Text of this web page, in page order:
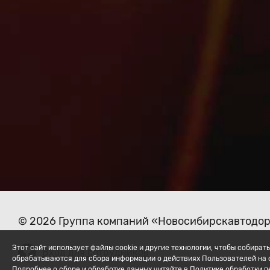
© 2026 Группа компаний
Вход для сотрудников
Этот сайт использует файлы cookie и другие технологии, чтобы
обрабатываются для сбора информации о действиях Пользователей